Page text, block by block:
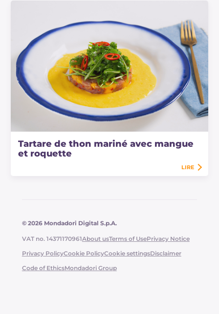
Tartare de thon mariné avec mangue
et roquette
LIRE
© 2026 Mondadori Digital S.p.A.
VAT no. 14371170961About usTerms of UsePrivacy Notice
Privacy PolicyCookie PolicyCookie settingsDisclaimer
Code of EthicsMondadori Group